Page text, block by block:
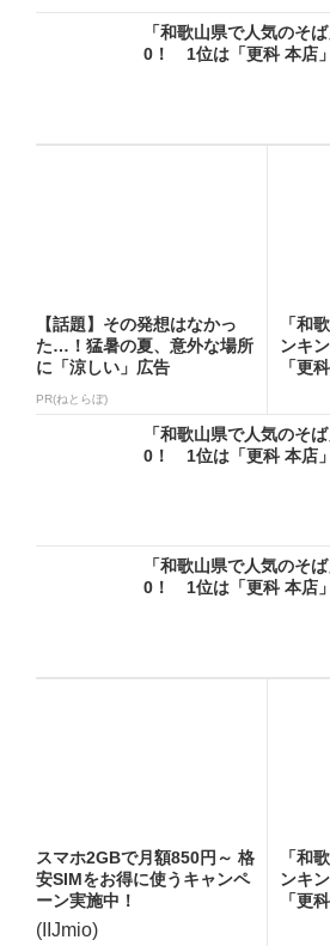
「和歌山県で人気のそ
0！ 1位は「更科 本店
【話題】その発想はなかっ
た…！猛暑の夏、意外な場所
に「涼しい」広告
PR(ねとらぼ)
「和
ンキ
「更
「和歌山県で人気のそ
0！ 1位は「更科 本店
「和歌山県で人気のそ
0！ 1位は「更科 本店
スマホ2GBで月額850円～ 格
安SIMをお得に使うキャンペ
ーン実施中！
(IIJmio)
「和
ンキ
「更